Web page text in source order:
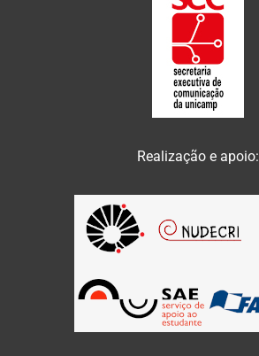
Realização e apoio: